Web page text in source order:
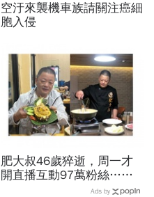
空汙來襲機車族請關注癌細
胞入侵
肥大叔46歲猝逝，周一才
開直播互動97萬粉絲…常
連續工作17小時，死因和
Ads by